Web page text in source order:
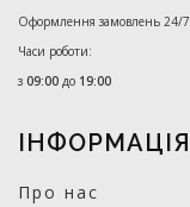
Оформлення замовлень 24/7
Часи роботи:
з 09:00 до 19:00
ІНФОРМАЦІЯ
Про нас